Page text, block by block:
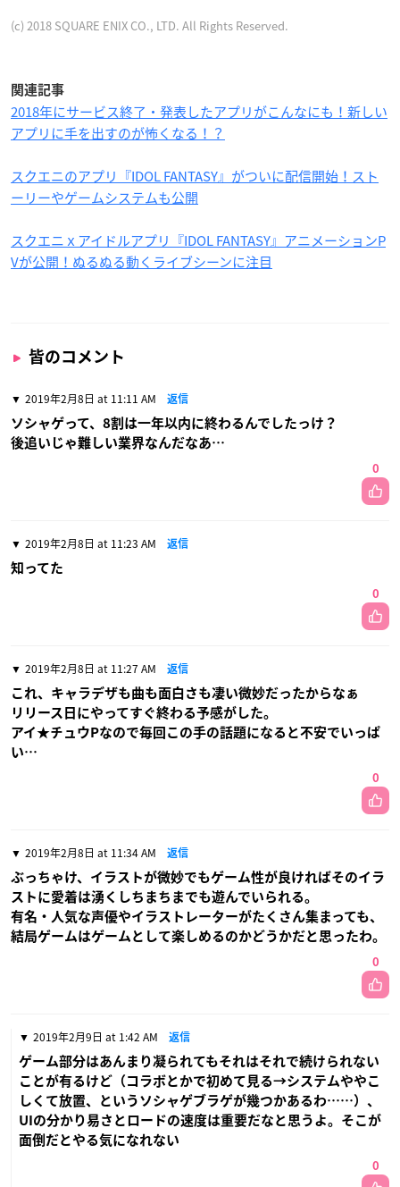
(c) 2018 SQUARE ENIX CO., LTD. All Rights Reserved.
関連記事
2018年にサービス終了・発表したアプリがこんなにも！新しい
アプリに手を出すのが怖くなる！？
スクエニのアプリ『IDOL FANTASY』がついに配信開始！スト
ーリーやゲームシステムも公開
スクエニｘアイドルアプリ『IDOL FANTASY』アニメーションP
Vが公開！ぬるぬる動くライブシーンに注目
皆のコメント
2019年2月8日 at 11:11 AM 返信
ソシャゲって、8割は一年以内に終わるんでしたっけ？
後追いじゃ難しい業界なんだなあ…
0
2019年2月8日 at 11:23 AM 返信
知ってた
0
2019年2月8日 at 11:27 AM 返信
これ、キャラデザも曲も面白さも凄い微妙だったからなぁ
リリース日にやってすぐ終わる予感がした。
アイ★チュウPなので毎回この手の話題になると不安でいっぱ
い…
0
2019年2月8日 at 11:34 AM 返信
ぶっちゃけ、イラストが微妙でもゲーム性が良ければそのイラ
ストに愛着は湧くしちまちまでも遊んでいられる。
有名・人気な声優やイラストレーターがたくさん集まっても、
結局ゲームはゲームとして楽しめるのかどうかだと思ったわ。
0
2019年2月9日 at 1:42 AM 返信
ゲーム部分はあんまり凝られてもそれはそれで続けられない
ことが有るけど（コラボとかで初めて見る→システムややこ
しくて放置、というソシャゲブラゲが幾つかあるわ……）、
UIの分かり易さとロードの速度は重要だなと思うよ。そこが
面倒だとやる気になれない
0